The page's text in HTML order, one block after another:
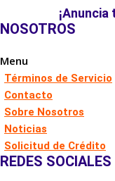
NOSOTROS
Menu
Términos de Servicio
Contacto
Sobre Nosotros
Noticias
Solicitud de Crédito
REDES SOCIALES